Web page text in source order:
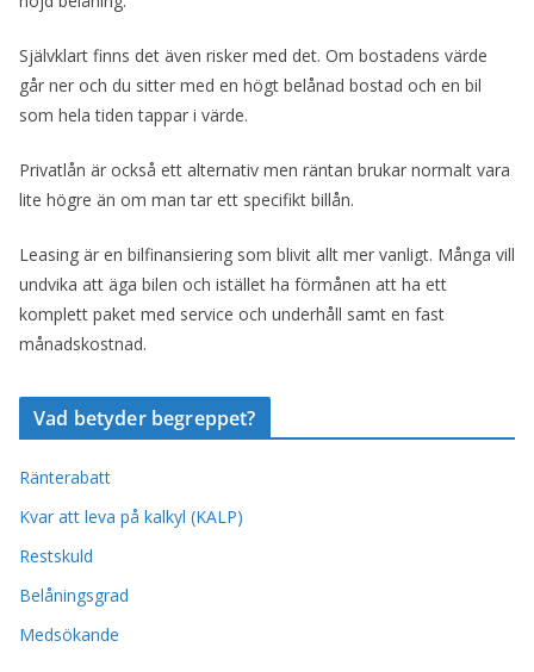
Självklart finns det även risker med det. Om bostadens värde
går ner och du sitter med en högt belånad bostad och en bil
som hela tiden tappar i värde.
Privatlån är också ett alternativ men räntan brukar normalt vara
lite högre än om man tar ett specifikt billån.
Leasing är en bilfinansiering som blivit allt mer vanligt. Många vill
undvika att äga bilen och istället ha förmånen att ha ett
komplett paket med service och underhåll samt en fast
månadskostnad.
Vad betyder begreppet?
Ränterabatt
Kvar att leva på kalkyl (KALP)
Restskuld
Belåningsgrad
Medsökande